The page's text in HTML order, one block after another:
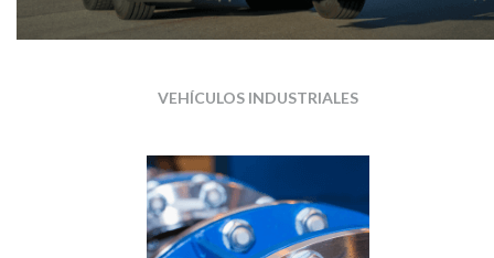
VEHÍCULOS INDUSTRIALES